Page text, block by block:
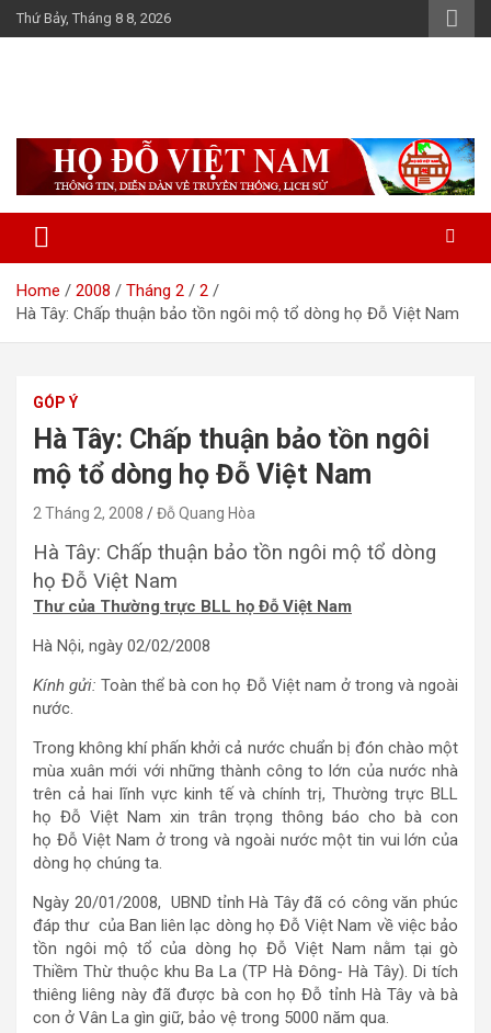
Skip
to
Thứ Bảy, Tháng 8 8, 2026
Home 2008 Tháng 2
2
Hà Tây: Chấp thuận bảo tồn ngôi mộ tổ dòng họ Đỗ Việt Nam
GÓP Ý
Hà Tây: Chấp thuận bảo tồn ngôi
mộ tổ dòng họ Đỗ Việt Nam
2 Tháng 2, 2008 Đỗ Quang Hòa
Hà Tây: Chấp thuận bảo tồn ngôi mộ tổ dòng
họ Đỗ Việt Nam
Thư của Thường trực BLL họ Đỗ Việt Nam
Hà Nội, ngày 02/02/2008
Kính gửi: Toàn thể bà con họ Đỗ Việt nam ở trong và ngoài
nước.
Trong không khí phấn khởi cả nước chuẩn bị đón chào một
mùa xuân mới với những thành công to lớn của nước nhà
trên cả hai lĩnh vực kinh tế và chính trị, Thường trực BLL
họ Đỗ Việt Nam xin trân trọng thông báo cho bà con
họ Đỗ Việt Nam ở trong và ngoài nước một tin vui lớn của
dòng họ chúng ta.
Ngày 20/01/2008, UBND tỉnh Hà Tây đã có công văn phúc
đáp thư của Ban liên lạc dòng họ Đỗ Việt Nam về việc bảo
tồn ngôi mộ tổ của dòng họ Đỗ Việt Nam nằm tại gò
Thiềm Thừ thuộc khu Ba La (TP Hà Đông- Hà Tây). Di tích
thiêng liêng này đã được bà con họ Đỗ tỉnh Hà Tây và bà
con ở Vân La gìn giữ, bảo vệ trong 5000 năm qua.